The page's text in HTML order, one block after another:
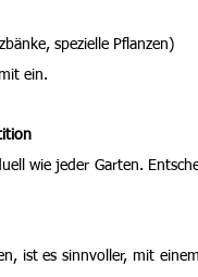
spezielle Pflanzen)
ein.
wie jeder Garten.
ist es sinnvoller, mit einem